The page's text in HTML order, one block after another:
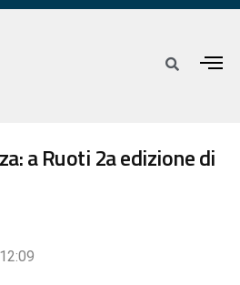
a Ruoti 2a edizione di
12:09